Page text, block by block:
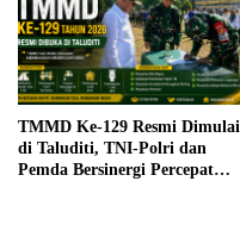
TMMD Ke-129 Resmi Dimulai
di Taluditi, TNI-Polri dan
Pemda Bersinergi Percepat